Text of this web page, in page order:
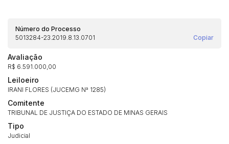
Número do Processo
5013284-23.2019.8.13.0701
Copiar
Avaliação
R$ 6.591.000,00
Leiloeiro
IRANI FLORES (JUCEMG Nª 1285)
Comitente
TRIBUNAL DE JUSTIÇA DO ESTADO DE MINAS GERAIS
Tipo
Judicial